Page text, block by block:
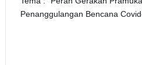
Penanggulangan Bencana